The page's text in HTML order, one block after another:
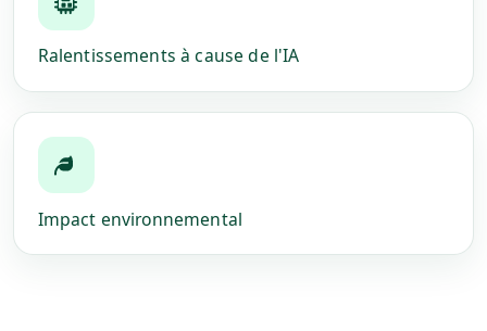
Ralentissements à cause de l'IA
Impact environnemental